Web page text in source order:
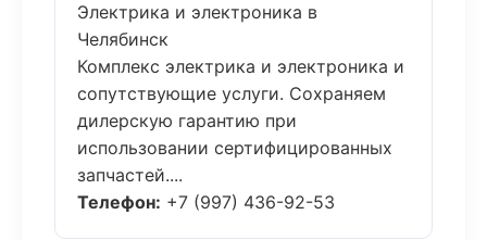
Электрика и электроника в
Челябинск
Комплекс электрика и электроника и
сопутствующие услуги. Сохраняем
дилерскую гарантию при
использовании сертифицированных
запчастей....
Телефон: +7 (997) 436-92-53